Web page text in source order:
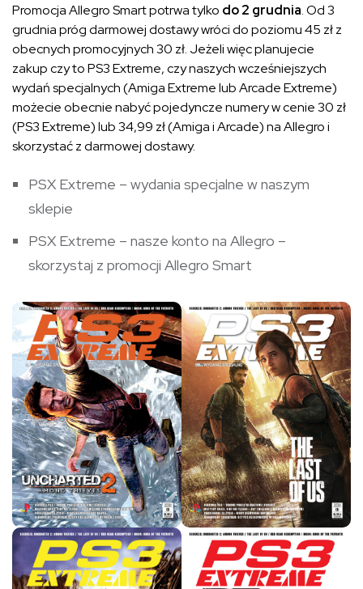
Promocja Allegro Smart potrwa tylko do 2 grudnia. Od 3
grudnia próg darmowej dostawy wróci do poziomu 45 zł z
obecnych promocyjnych 30 zł. Jeżeli więc planujecie
zakup czy to PS3 Extreme, czy naszych wcześniejszych
wydań specjalnych (Amiga Extreme lub Arcade Extreme)
możecie obecnie nabyć pojedyncze numery w cenie 30 zł
(PS3 Extreme) lub 34,99 zł (Amiga i Arcade) na Allegro i
skorzystać z darmowej dostawy.
PSX Extreme – wydania specjalne w naszym
sklepie
PSX Extreme – nasze konto na Allegro –
skorzystaj z promocji Allegro Smart